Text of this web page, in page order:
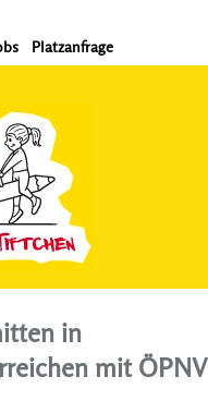
Platzanfrage
in
mit ÖPNV